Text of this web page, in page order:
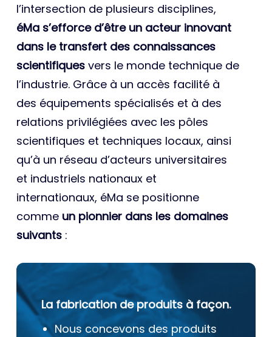
l’intersection de plusieurs disciplines,
éMa s’efforce d’être un acteur innovant
dans le transfert des connaissances
scientifiques vers le monde technique de
l’industrie. Grâce à un accès facilité à
des équipements spécialisés et à des
relations privilégiées avec les pôles
scientifiques et techniques locaux, ainsi
qu’à un réseau d’acteurs universitaires
et industriels nationaux et
internationaux, éMa se positionne
comme un pionnier dans les domaines
suivants :
La fabrication de produits à façon.
Nous concevons des produits